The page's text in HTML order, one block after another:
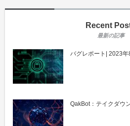
Recent
バグレポート| 2023年
QakBot：テイクダウ